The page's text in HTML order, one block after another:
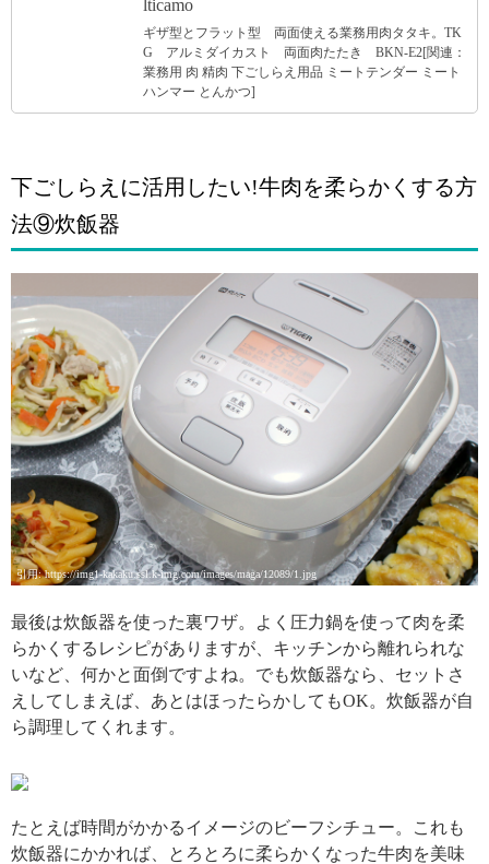
lticamo
ギザ型とフラット型 両面使える業務用肉タタキ。TK
G アルミダイカスト 両面肉たたき BKN-E2[関連：
業務用 肉 精肉 下ごしらえ用品 ミートテンダー ミート
ハンマー とんかつ]
下ごしらえに活用したい!牛肉を柔らかくする方
法⑨炊飯器
引用: https://img1-kakaku.ssl.k-img.com/images/maga/12089/1.jpg
最後は炊飯器を使った裏ワザ。よく圧力鍋を使って肉を柔
らかくするレシピがありますが、キッチンから離れられな
いなど、何かと面倒ですよね。でも炊飯器なら、セットさ
えしてしまえば、あとはほったらかしてもOK。炊飯器が自
ら調理してくれます。
引用: https://blogimg.goo.ne.jp/user_image/53/66/aed4b5a6c5f8d532b55a24f2c4ce7d1f.jpg
たとえば時間がかかるイメージのビーフシチュー。これも
炊飯器にかかれば、とろとろに柔らかくなった牛肉を美味